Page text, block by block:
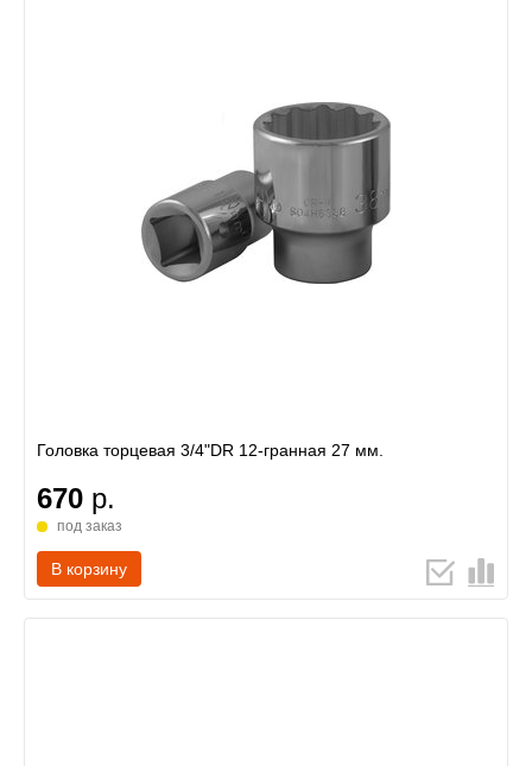
Головка торцевая 3/4"DR 12-гранная 27 мм.
670 р.
под заказ
В корзину